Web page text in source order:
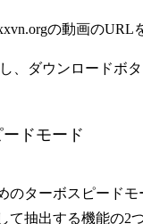
の動画のURL
、ダウンロードボタ
ドモード
のターボスピードモ
て抽出する機能の2